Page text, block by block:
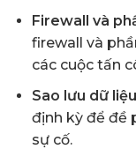
Firewall và
firewall và
các cuộc tấn
Sao lưu dữ
định kỳ để đề
sự cố.